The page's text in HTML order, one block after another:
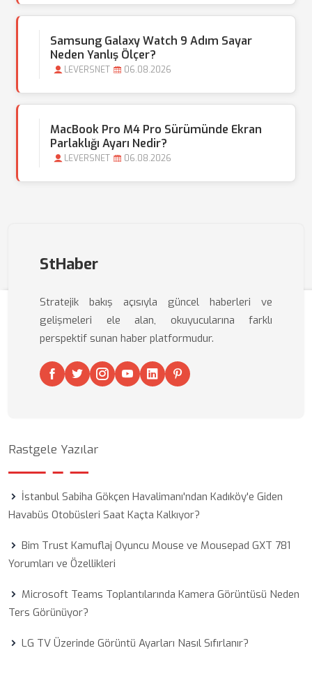
Samsung Galaxy Watch 9 Adım Sayar
Neden Yanlış Ölçer?
LEVERSNET 06.08.2026
MacBook Pro M4 Pro Sürümünde Ekran
Parlaklığı Ayarı Nedir?
LEVERSNET 06.08.2026
StHaber
Stratejik bakış açısıyla güncel haberleri ve
gelişmeleri ele alan, okuyucularına farklı
perspektif sunan haber platformudur.
Rastgele Yazılar
İstanbul Sabiha Gökçen Havalimanı'ndan Kadıköy'e Giden
Havabüs Otobüsleri Saat Kaçta Kalkıyor?
Bim Trust Kamuflaj Oyuncu Mouse ve Mousepad GXT 781
Yorumları ve Özellikleri
Microsoft Teams Toplantılarında Kamera Görüntüsü Neden
Ters Görünüyor?
LG TV Üzerinde Görüntü Ayarları Nasıl Sıfırlanır?